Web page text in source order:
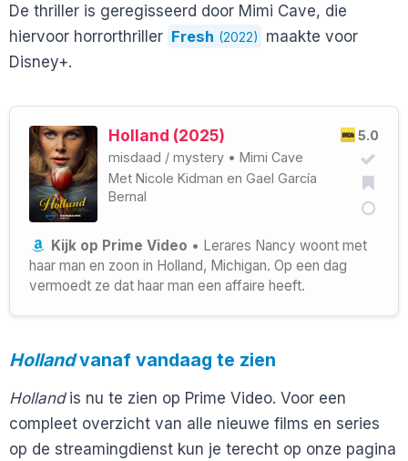
De thriller is geregisseerd door Mimi Cave, die
hiervoor horrorthriller Fresh (2022)
maakte voor
Disney+.
5.0
Holland (2025)
misdaad / mystery • Mimi Cave
Met Nicole Kidman en Gael García
Bernal
Kijk op Prime Video • Lerares Nancy woont met
haar man en zoon in Holland, Michigan. Op een dag
vermoedt ze dat haar man een affaire heeft.
Hollandvanaf vandaag te zien
Hollandis nu te zien op Prime Video. Voor een
compleet overzicht van alle nieuwe films en series
op de streamingdienst kun je terecht op onze pagina